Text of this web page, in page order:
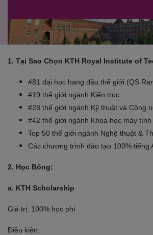
1. Tại Sao Chọn KTH Royal Institute of
#81 đại học hang đầu thế giới (QS
#19 thế giới ngành Kiến trúc
#28 thế giới ngành Kỹ thuật và Công
#42 thế giới ngành Khoa học máy tính
Top 50 thế giới ngành Nghệ thuật &
Các chương trình đào tạo 100% tiếng
2. Học Bổng:
a. KTH Scholarship
Giá trị: 100% học phí
Điều kiện: